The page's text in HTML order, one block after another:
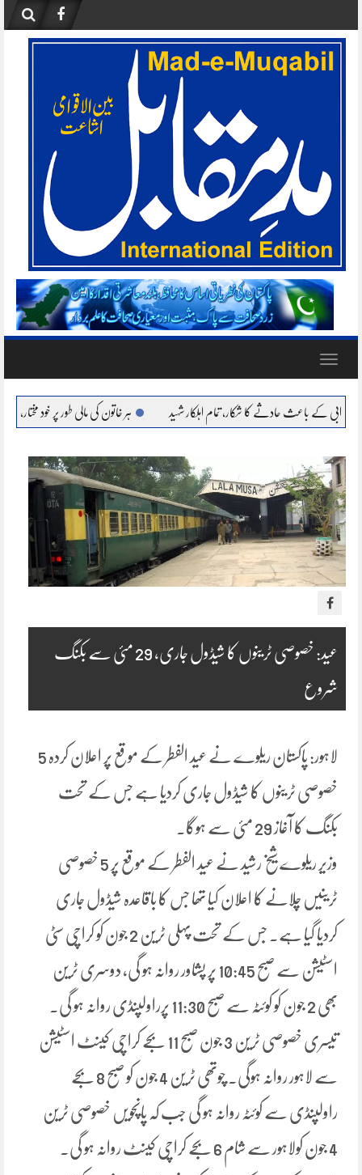
content
Toggle
حادثے کا شکار، تمام اہلکار شہید ہر خاتون کی مالی طور پر خود مختار، بااحتیار بنانا ہمارا عزم :
عید: خصوصی ٹرینوں کا شیڈول جاری، 29 مئی سے بکنگ
شروع
لاہور: پاکستان ریلوے نے عید الفطر کے موقع پر اعلان کردہ 5
خصوصی ٹرینوں کا شیڈول جاری کردیا ہے جس کے تحت
بکنگ کا آغاز 29 مئی سے ہوگا۔
وزیر ریلوے شیخ رشید نے عید الفطر کے موقع پر 5 خصوصی
ٹرینیں چلانے کا اعلان کیا تھا جس کا باقاعدہ شیڈول جاری
کردیا گیا ہے۔ جس کے تحت پہلی ٹرین 2 جون کو کراچی سٹی
اسٹیشن سے صبح 10:45 پر پشاور روانہ ہو گی، دوسری ٹرین
بھی 2 جون کو کوئٹہ سے صبح 11:30 پرراولپنڈی روانہ ہو گی۔
تیسری خصوصی ٹرین 3 جون صبح 11 بجے کراچی کینٹ اسٹیشن
سے لاہور روانہ ہوگی۔ چوتھی ٹرین 4 جون کو صبح 8 بجے
راولپنڈی سے کوئٹہ روانہ ہو گی جب کہ پانچویں خصوصی ٹرین
4 جون کولاہور سے شام 6 بجے کراچی کینٹ روانہ ہو گی۔